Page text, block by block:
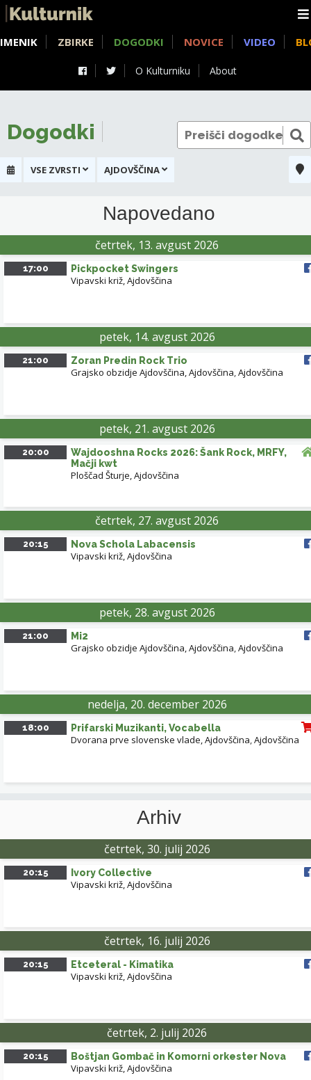
O Kulturniku About
IMENIK ZBIRKE DOGODKI NOVICE VIDEO
Dogodki
VSE ZVRSTI AJDOVŠČINA
Napovedano
četrtek, 13. avgust 2026
17:00 Pickpocket Swingers
Vipavski križ, Ajdovščina
petek, 14. avgust 2026
21:00 Zoran Predin Rock Trio
Grajsko obzidje Ajdovščina, Ajdovščina,Ajdovščina
petek, 21. avgust 2026
20:00
Wajdooshna Rocks 2026: Šank Rock, MRFY,
Mačji kwt
Ploščad Šturje, Ajdovščina
četrtek, 27. avgust 2026
20:15 Nova Schola Labacensis
Vipavski križ, Ajdovščina
petek, 28. avgust 2026
21:00 Mi2
Grajsko obzidje Ajdovščina, Ajdovščina,Ajdovščina
nedelja, 20. december 2026
18:00 Prifarski Muzikanti, Vocabella
Dvorana prve slovenske vlade, Ajdovščina,Ajdovščina
Arhiv
četrtek, 30. julij 2026
20:15 Ivory Collective
Vipavski križ, Ajdovščina
četrtek, 16. julij 2026
20:15 Etceteral - Kimatika
Vipavski križ, Ajdovščina
četrtek, 2. julij 2026
20:15 Boštjan Gombač in Komorni orkester Nova
Vipavski križ, Ajdovščina